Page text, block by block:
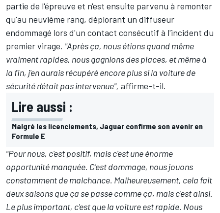
partie de l'épreuve et n'est ensuite parvenu à remonter
qu'au neuvième rang, déplorant un diffuseur
endommagé lors d'un contact consécutif à l'incident du
premier virage. "Après ça, nous étions quand même
vraiment rapides, nous gagnions des places, et même à
la fin, j'en aurais récupéré encore plus si la voiture de
sécurité n'était pas intervenue", affirme-t-il.
Lire aussi :
Malgré les licenciements, Jaguar confirme son avenir en
Formule E
"Pour nous, c'est positif, mais c'est une énorme
opportunité manquée. C'est dommage, nous jouons
constamment de malchance. Malheureusement, cela fait
deux saisons que ça se passe comme ça, mais c'est ainsi.
Le plus important, c'est que la voiture est rapide. Nous